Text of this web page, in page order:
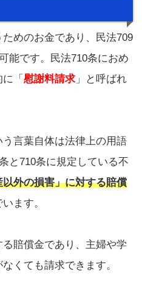
めのお金であり、民法709
能です。民法710条におめ
「 慰謝料請求」と呼ばれ
言葉自体は法律上の用語
と710条に規定している不
以外の損害」に対する賠償
ます。
賠償金であり、主婦や学
くても請求できます。